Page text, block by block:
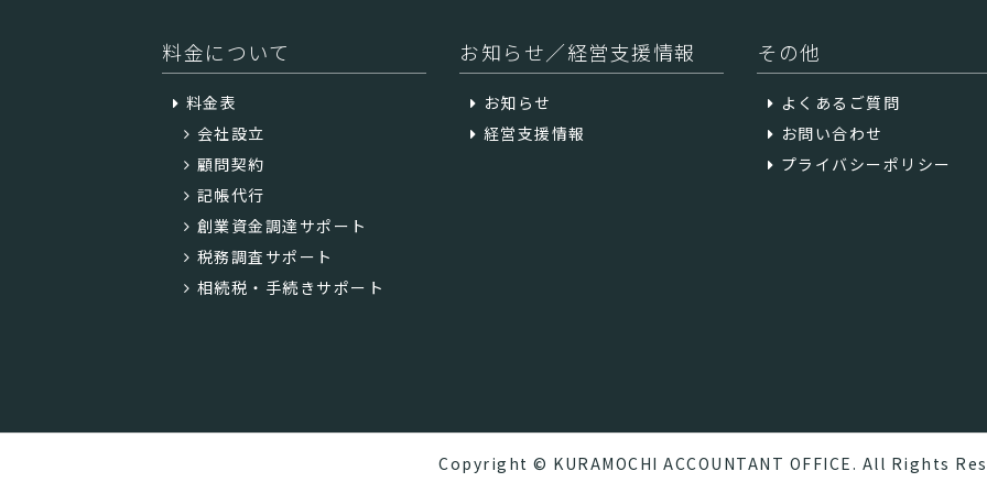
料金について
料金表
会社設立
顧問契約
記帳代行
創業資金調達サポート
税務調査サポート
相続税・手続きサポート
お知らせ／経営支援情報
お知らせ
経営支援情報
その他
よくあるご質問
お問い合わせ
プライバシーポリシー
Copyright © KURAMOCHI ACCOUNTANT OFFICE. All Rights